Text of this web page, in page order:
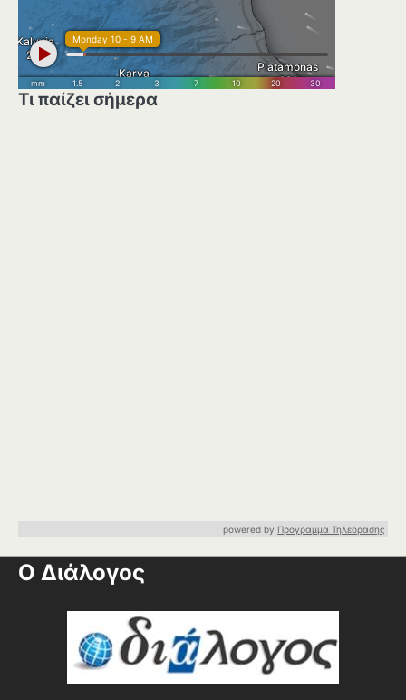
Τι παίζει σήμερα
powered by Προγραμμα Τηλεορασης
Ο Διάλογος